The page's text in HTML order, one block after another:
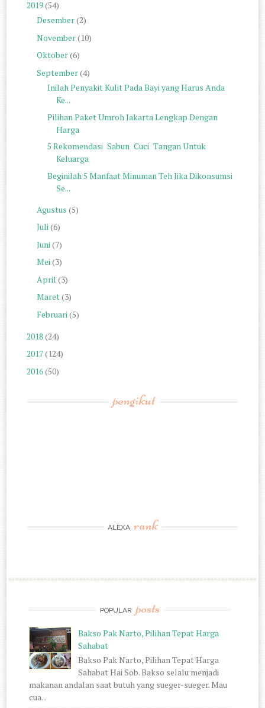
2019(54)
Desember(2)
November(10)
Oktober(6)
September(4)
Inilah Penyakit Kulit Pada Bayi yang Harus Anda
Ke...
Pilihan Paket Umroh Jakarta Lengkap Dengan
Harga
5 Rekomendasi Sabun Cuci Tangan Untuk
Keluarga
Beginilah 5 Manfaat Minuman Teh Jika Dikonsumsi
Se...
Agustus (5)
Juli(6)
Juni (7)
Mei(3)
April (3)
Maret(3)
Februari (5)
2018(24)
2017(124)
2016(50)
pengikut
ALEXA rank
POPULAR posts
Bakso Pak Narto, Pilihan Tepat Harga
Sahabat
Bakso Pak Narto, Pilihan Tepat Harga
Sahabat Hai Sob. Bakso selalu menjadi
makanan andalan saat butuh yang sueger-sueger. Mau
cua...